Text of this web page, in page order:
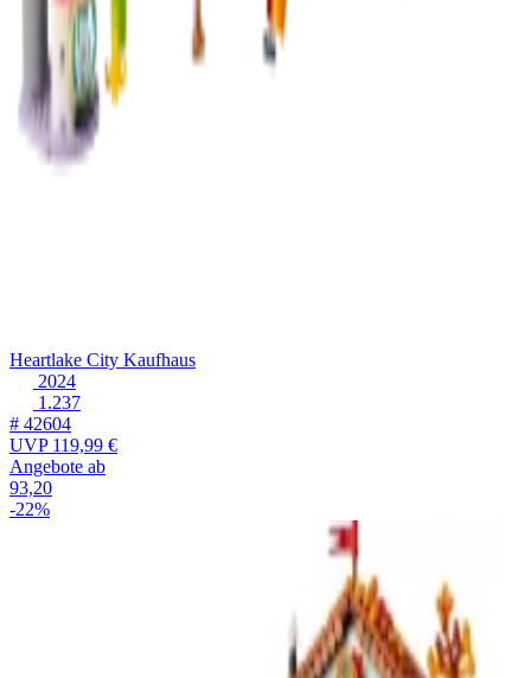
Heartlake City Kaufhaus
2024
1.237
# 42604
UVP119,99 €
Angebote ab
93,20
-22%